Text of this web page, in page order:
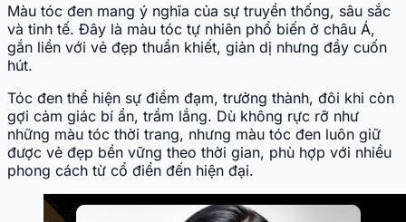
Màu tóc đen mang ý nghĩa của sự truyền thống, sâu sắc
và tinh tế. Đây là màu tóc tự nhiên phổ biến ở châu Á,
gắn liền với vẻ đẹp thuần khiết, giản dị nhưng đầy cuốn
hút.
Tóc đen thể hiện sự điềm đạm, trưởng thành, đôi khi còn
gợi cảm giác bí ẩn, trầm lắng. Dù không rực rỡ như
những màu tóc thời trang, nhưng màu tóc đen luôn giữ
được vẻ đẹp bền vững theo thời gian, phù hợp với nhiều
phong cách từ cổ điển đến hiện đại.